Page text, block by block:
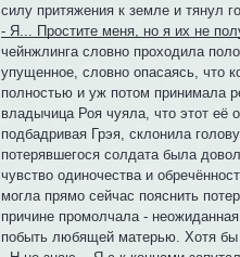
силу притяжения к земле и тянул
- Я... Простите меня, но я их не
чейнжлинга словно проходила
упущенное, словно опасаясь, что
полностью и уж потом принимала
владычица Роя чуяла, что этот её
подбадривая Грэя, склонила
потерявшегося солдата была
чувство одиночества и
могла прямо сейчас пояснить
причине промолчала -
побыть любящей матерью. Хотя бы